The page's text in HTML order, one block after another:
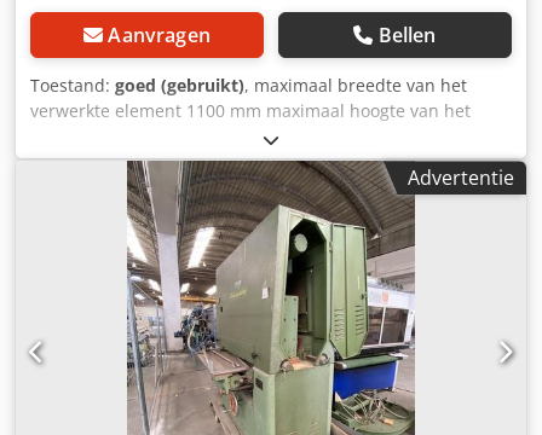
Aanvragen Bellen
Toestand: goed (gebruikt), maximaal breedte van het
verwerkte element 1100 mm maximaal hoogte van het
bewerkte element 180 mm 2 eenheden: 1) gegroefde
rubberen rol voor kalibratie 2) gegroefde rubberen rol voor
kalibratie Cedpfxewm S S Ej Ak Eerf pneumatische
riemoscillatie elektrisch heffen van het tafelblad 2 soorten
invoersnelheid hoofdmotor 15kW werkdruk 6-8 bar
Advertentie